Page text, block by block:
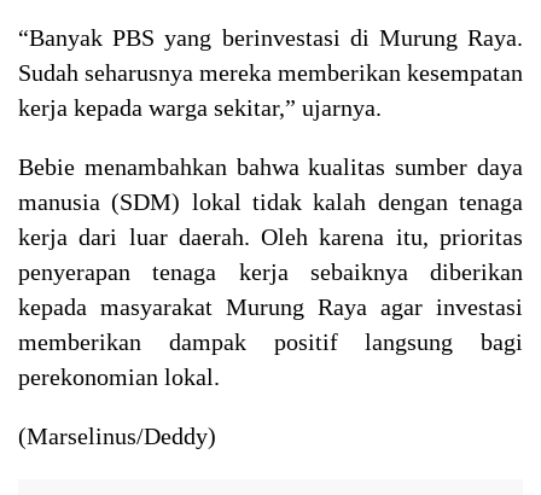
“Banyak PBS yang berinvestasi di Murung Raya.
Sudah seharusnya mereka memberikan kesempatan
kerja kepada warga sekitar,” ujarnya.
Bebie menambahkan bahwa kualitas sumber daya
manusia (SDM) lokal tidak kalah dengan tenaga
kerja dari luar daerah. Oleh karena itu, prioritas
penyerapan tenaga kerja sebaiknya diberikan
kepada masyarakat Murung Raya agar investasi
memberikan dampak positif langsung bagi
perekonomian lokal.
(Marselinus/Deddy)